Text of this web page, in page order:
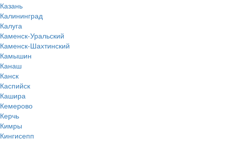
Казань
Калининград
Калуга
Каменск-Уральский
Каменск-Шахтинский
Камышин
Канаш
Канск
Каспийск
Кашира
Кемерово
Керчь
Кимры
Кингисепп